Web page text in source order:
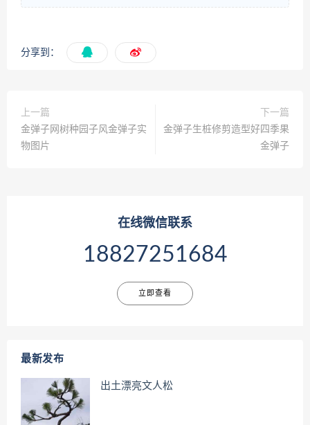
分享到：
上一篇
金弹子网树种园子风金弹子实
物图片
下一篇
金弹子生桩修剪造型好四季果
金弹子
在线微信联系
18827251684
立即查看
最新发布
出土漂亮文人松